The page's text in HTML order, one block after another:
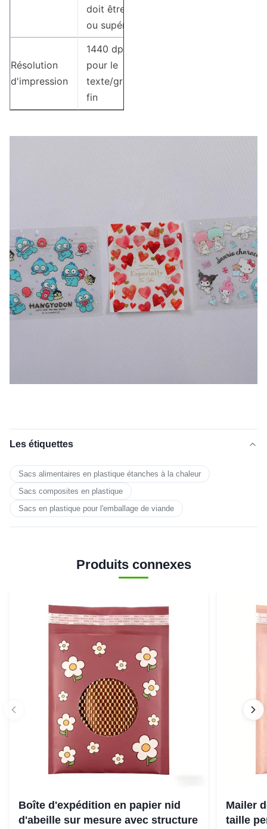
doit être égale
ou supérieure à:
Résolution
d'impression
1440 dpi HD
pour le
texte/graphique
fin
Les étiquettes
Sacs alimentaires en plastique étanches à la chaleur
Sacs composites en plastique
Sacs en plastique pour l'emballage de viande
Produits connexes
Boîte d'expédition en papier nid
d'abeille sur mesure avec structure
Mailer
taille